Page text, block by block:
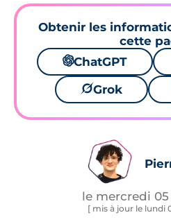
Obtenir les
cette
🌌ChatGPT
🪐Grok
le mercredi
[ mis à jour le lundi